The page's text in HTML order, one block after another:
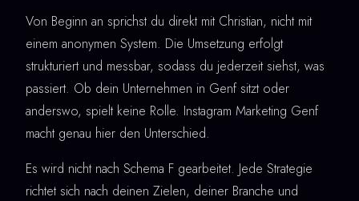
Von Beginn an sprichst du direkt mit Christian, nicht mit
einem anonymen System. Die Umsetzung erfolgt
strukturiert und messbar, sodass du jederzeit siehst, was
passiert. Ob dein Unternehmen in Genf sitzt oder
anderswo, spielt keine Rolle. Instagram Marketing Genf
macht genau hier den Unterschied.
Es wird nicht nach Schema F gearbeitet. Jede Strategie
richtet sich nach deinen Zielen, deiner Branche und